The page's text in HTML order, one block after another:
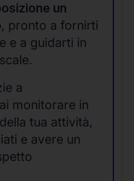
un
, pronto a fornirti
e a guidarti in
a
monitorare in
tua attività,
e avere un